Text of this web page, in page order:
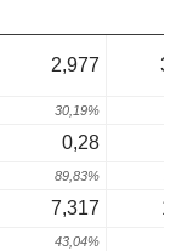
2,977
30,19%
0,28
89,83%
7,317
43,04%